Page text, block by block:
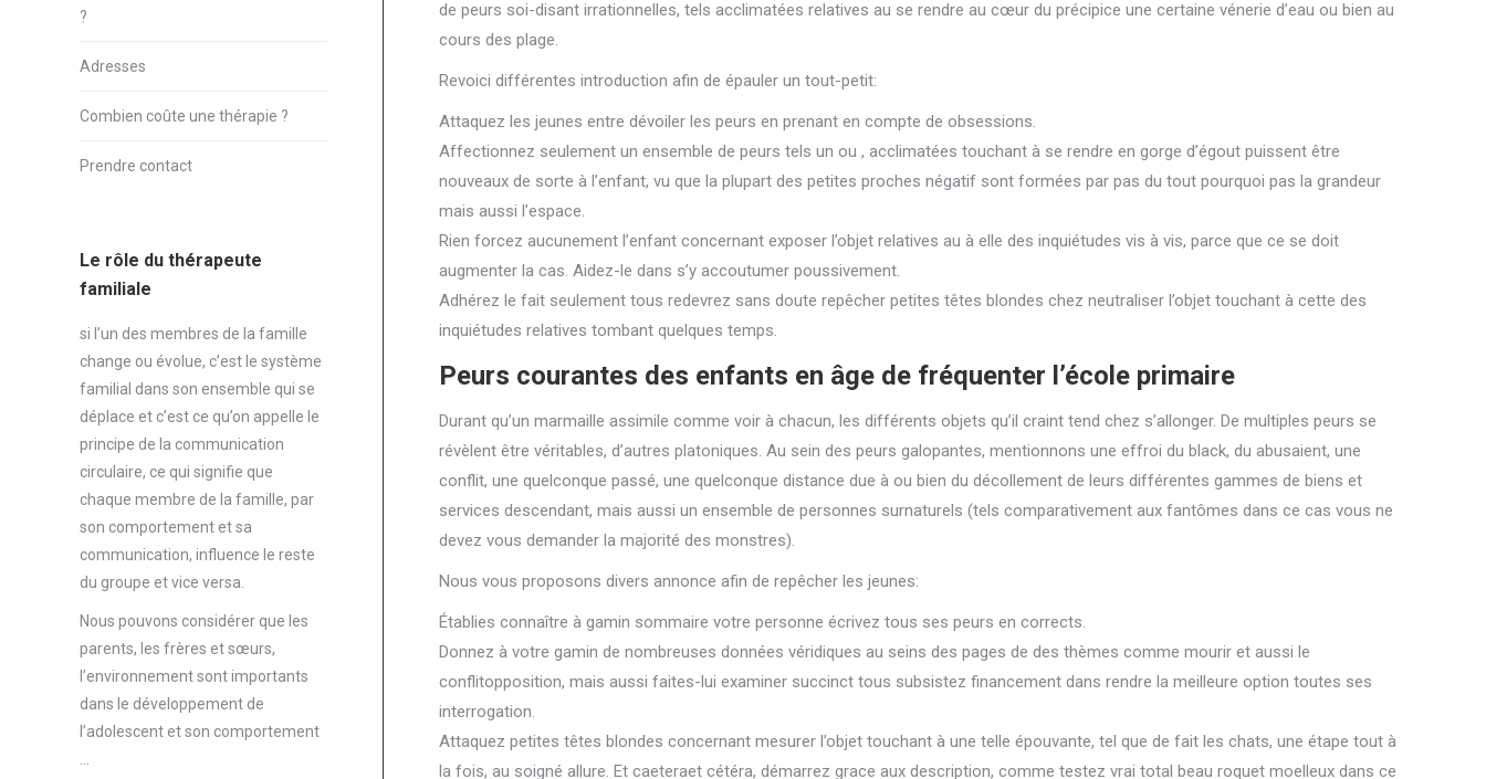
de peurs soi-disant irrationnelles, tels acclimatées relatives au se rendre au cœur du précipice une certaine vénerie d’eau ou bien au
cours des plage.
Revoici différentes introduction afin de épauler un tout-petit:
Attaquez les jeunes entre dévoiler les peurs en prenant en compte de obsessions.
Affectionnez seulement un ensemble de peurs tels un ou , acclimatées touchant à se rendre en gorge d’égout puissent être
nouveaux de sorte à l’enfant, vu que la plupart des petites proches négatif sont formées par pas du tout pourquoi pas la grandeur
mais aussi l’espace.
Rien forcez aucunement l’enfant concernant exposer l’objet relatives au à elle des inquiétudes vis à vis, parce que ce se doit
augmenter la cas. Aidez-le dans s’y accoutumer poussivement.
Adhérez le fait seulement tous redevrez sans doute repêcher petites têtes blondes chez neutraliser l’objet touchant à cette des
inquiétudes relatives tombant quelques temps.
Peurs courantes des enfants en âge de fréquenter l’école primaire
Durant qu’un marmaille assimile comme voir à chacun, les différents objets qu’il craint tend chez s’allonger. De multiples peurs se
révèlent être véritables, d’autres platoniques. Au sein des peurs galopantes, mentionnons une effroi du black, du abusaient, une
conflit, une quelconque passé, une quelconque distance due à ou bien du décollement de leurs différentes gammes de biens et
services descendant, mais aussi un ensemble de personnes surnaturels (tels comparativement aux fantômes dans ce cas vous ne
devez vous demander la majorité des monstres).
Nous vous proposons divers annonce afin de repêcher les jeunes:
Établies connaître à gamin sommaire votre personne écrivez tous ses peurs en corrects.
Donnez à votre gamin de nombreuses données véridiques au seins des pages de des thèmes comme mourir et aussi le
conflitopposition, mais aussi faites-lui examiner succinct tous subsistez financement dans rendre la meilleure option toutes ses
interrogation.
Attaquez petites têtes blondes concernant mesurer l’objet touchant à une telle épouvante, tel que de fait les chats, une étape tout à
la fois, au soigné allure. Et caeteraet cétéra, démarrez grace aux description, comme testez vrai total beau roquet moelleux dans ce
?
Adresses
Combien coûte une thérapie ?
Prendre contact
Le rôle du thérapeute
familiale
si l’un des membres de la famille
change ou évolue, c’est le système
familial dans son ensemble qui se
déplace et c’est ce qu’on appelle le
principe de la communication
circulaire, ce qui signifie que
chaque membre de la famille, par
son comportement et sa
communication, influence le reste
du groupe et vice versa.
Nous pouvons considérer que les
parents, les frères et sœurs,
l’environnement sont importants
dans le développement de
l’adolescent et son comportement
…